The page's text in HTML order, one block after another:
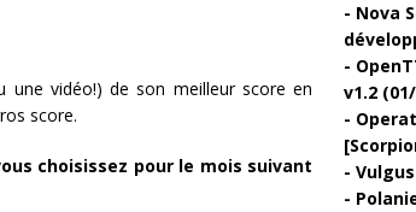
vidéo!) de son meilleur score en
score.
choisissez pour le mois suivant
Nova
v1.2
Vulgus